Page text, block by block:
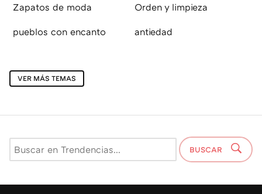
Zapatos de moda Orden y limpieza
pueblos con encanto antiedad
VER MÁS TEMAS
BUSCAR